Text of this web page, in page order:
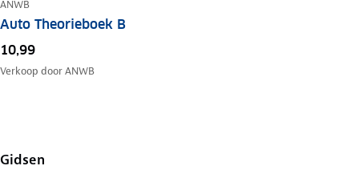
ANWB
Auto Theorieboek B
10,99
Verkoop doorANWB
Gidsen